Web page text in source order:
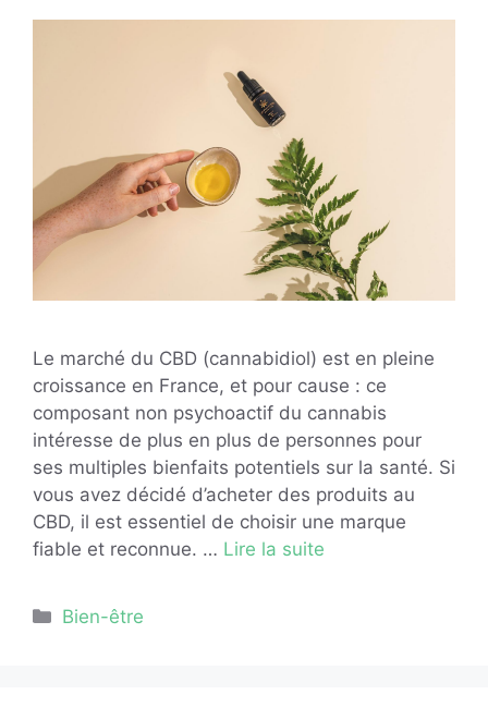
Le marché du CBD (cannabidiol) est en pleine
croissance en France, et pour cause : ce
composant non psychoactif du cannabis
intéresse de plus en plus de personnes pour
ses multiples bienfaits potentiels sur la santé. Si
vous avez décidé d’acheter des produits au
CBD, il est essentiel de choisir une marque
fiable et reconnue. … Lire la suite
Catégories
Bien-être